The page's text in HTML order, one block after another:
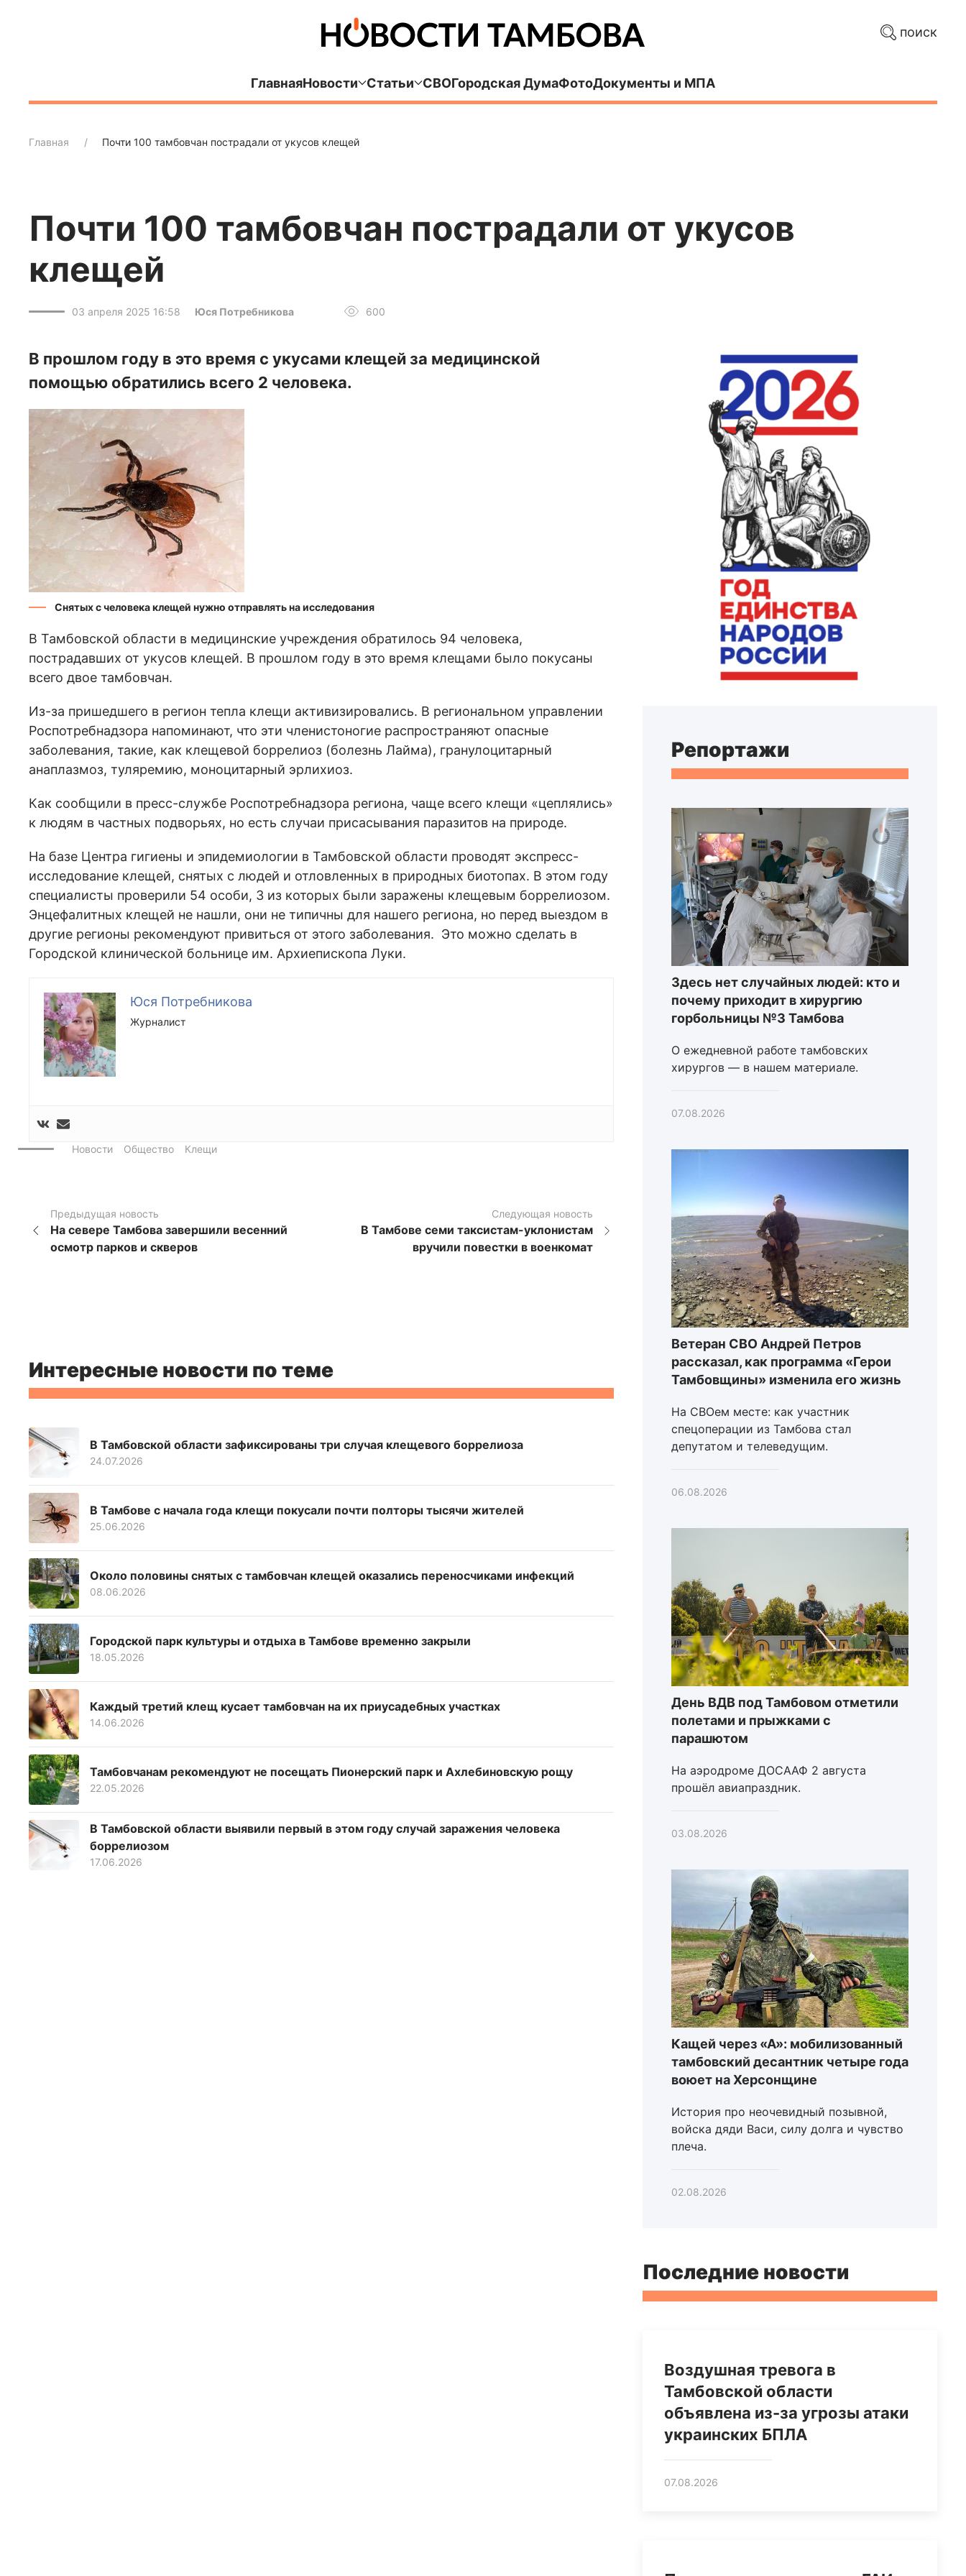
поиск
ГлавнаяНовости Статьи СВОГородская ДумаФотоДокументы и МПА
Главная Почти 100 тамбовчан пострадали от укусов клещей
Почти 100 тамбовчан пострадали от укусов
клещей
03 апреля 2025 16:58 Юся Потребникова 600
В прошлом году в это время с укусами клещей за медицинской
помощью обратились всего 2 человека.
Снятых с человека клещей нужно отправлять на исследования
В Тамбовской области в медицинские учреждения обратилось 94 человека,
пострадавших от укусов клещей. В прошлом году в это время клещами было покусаны
всего двое тамбовчан.
Из-за пришедшего в регион тепла клещи активизировались. В региональном управлении
Роспотребнадзора напоминают, что эти членистоногие распространяют опасные
заболевания, такие, как клещевой боррелиоз (болезнь Лайма), гранулоцитарный
анаплазмоз, туляремию, моноцитарный эрлихиоз.
Как сообщили в пресс-службе Роспотребнадзора региона, чаще всего клещи «цеплялись»
к людям в частных подворьях, но есть случаи присасывания паразитов на природе.
На базе Центра гигиены и эпидемиологии в Тамбовской области проводят экспресс-
исследование клещей, снятых с людей и отловленных в природных биотопах. В этом году
специалисты проверили 54 особи, 3 из которых были заражены клещевым боррелиозом.
Энцефалитных клещей не нашли, они не типичны для нашего региона, но перед выездом в
другие регионы рекомендуют привиться от этого заболевания. Это можно сделать в
Городской клинической больнице им. Архиепископа Луки.
Юся Потребникова
Журналист
Новости Общество Клещи
Предыдущая новость
На севере Тамбова завершили весенний
осмотр парков и скверов
Следующая новость
В Тамбове семи таксистам-уклонистам
вручили повестки в военкомат
Интересные новости по теме
В Тамбовской области зафиксированы три случая клещевого боррелиоза
24.07.2026
В Тамбове с начала года клещи покусали почти полторы тысячи жителей
25.06.2026
Около половины снятых с тамбовчан клещей оказались переносчиками инфекций
08.06.2026
Городской парк культуры и отдыха в Тамбове временно закрыли
18.05.2026
Каждый третий клещ кусает тамбовчан на их приусадебных участках
14.06.2026
Тамбовчанам рекомендуют не посещать Пионерский парк и Ахлебиновскую рощу
22.05.2026
В Тамбовской области выявили первый в этом году случай заражения человека
боррелиозом
17.06.2026
Репортажи
Здесь нет случайных людей: кто и
почему приходит в хирургию
горбольницы №3 Тамбова
О ежедневной работе тамбовских
хирургов — в нашем материале.
07.08.2026
Ветеран СВО Андрей Петров
рассказал, как программа «Герои
Тамбовщины» изменила его жизнь
На СВОем месте: как участник
спецоперации из Тамбова стал
депутатом и телеведущим.
06.08.2026
День ВДВ под Тамбовом отметили
полетами и прыжками с
парашютом
На аэродроме ДОСААФ 2 августа
прошёл авиапраздник.
03.08.2026
Кащей через «А»: мобилизованный
тамбовский десантник четыре года
воюет на Херсонщине
История про неочевидный позывной,
войска дяди Васи, силу долга и чувство
плеча.
02.08.2026
Последние новости
Воздушная тревога в
Тамбовской области
объявлена из-за угрозы атаки
украинских БПЛА
07.08.2026